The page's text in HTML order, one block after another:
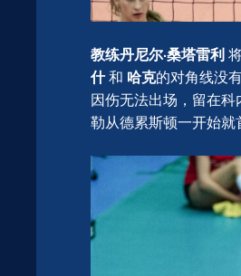
教练丹尼尔·桑塔雷利
什和 哈克的对角线没
因伤无法出场，留在
勒从德累斯顿一开始就